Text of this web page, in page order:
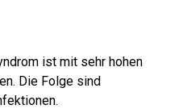
ist mit sehr hohen
Die Folge sind